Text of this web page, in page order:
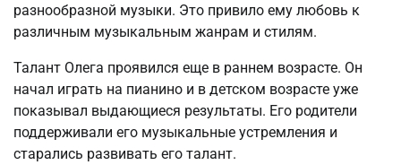
разнообразной музыки. Это привило ему любовь к
различным музыкальным жанрам и стилям.
Талант Олега проявился еще в раннем возрасте. Он
начал играть на пианино и в детском возрасте уже
показывал выдающиеся результаты. Его родители
поддерживали его музыкальные устремления и
старались развивать его талант.